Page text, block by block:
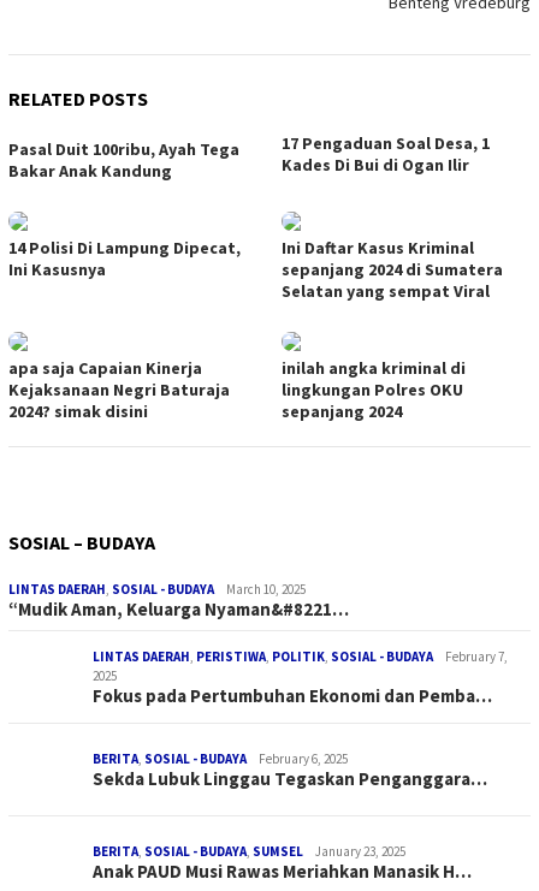
RELATED POSTS
Pasal Duit 100ribu, Ayah Tega
Bakar Anak Kandung
17 Pengaduan Soal Desa, 1
Kades Di Bui di Ogan Ilir
14 Polisi Di Lampung Dipecat,
Ini Kasusnya
Ini Daftar Kasus Kriminal
sepanjang 2024 di Sumatera
Selatan yang sempat Viral
apa saja Capaian Kinerja
Kejaksanaan Negri Baturaja
2024? simak disini
inilah angka kriminal di
lingkungan Polres OKU
sepanjang 2024
SOSIAL – BUDAYA
LINTAS DAERAH, SOSIAL - BUDAYA March 10, 2025
“Mudik Aman, Keluarga Nyaman&#8221…
LINTAS DAERAH, PERISTIWA, POLITIK, SOSIAL - BUDAYA
February 7,
2025
Fokus pada Pertumbuhan Ekonomi dan Pemba…
BERITA, SOSIAL - BUDAYA February 6, 2025
Sekda Lubuk Linggau Tegaskan Penganggara…
BERITA, SOSIAL - BUDAYA, SUMSEL January 23, 2025
Anak PAUD Musi Rawas Meriahkan Manasik H…